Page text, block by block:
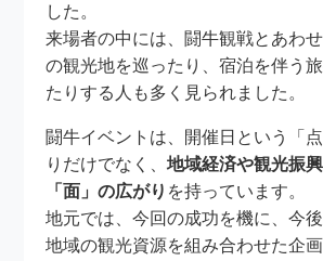
した。
来場者の中には、闘牛観戦とあわ
の観光地を巡ったり、宿泊を伴う
たりする人も多く見られました。
闘牛イベントは、開催日という「
りだけでなく、地域経済や観光振
「面」の広がり を持っています。
地元では、今回の成功を機に、今
地域の観光資源を組み合わせた企